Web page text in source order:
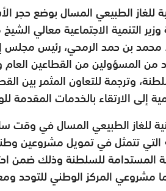
للغاز الطبيعي المسال بوضع حجر
التنمية الاجتماعية معالي
محمد بن حمد الرمحي، رئيس مجلس
من المسؤولين من القطاعين العام
وترجمة للتعاون المثمر بين
إلى الارتقاء بالخدمات المقدمة
للغاز الطبيعي المسال في وقت
التي تتمثل في تمويل مشروعين
المستدامة للسلطنة وذلك ضمن
مشروعي المركز الوطني للتوحد